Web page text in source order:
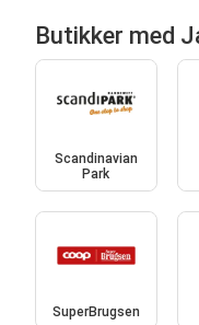
Butikker med
Scandinavian
Park
SuperBrugsen